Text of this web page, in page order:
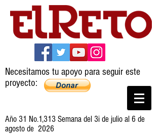
Necesitamos tu apoyo para seguir este
proyecto:
Año 31 No.1,313 Semana del 3i de julio al 6 de
agosto de 2026